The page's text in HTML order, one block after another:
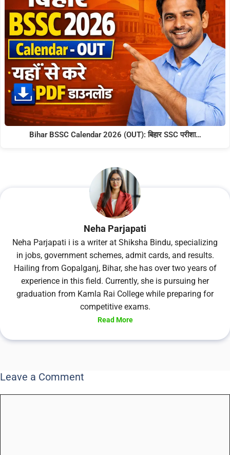
Bihar BSSC Calendar 2026 (OUT): बिहार SSC परीशा…
Neha Parjapati
Neha Parjapati i is a writer at Shiksha Bindu, specializing
in jobs, government schemes, admit cards, and results.
Hailing from Gopalganj, Bihar, she has over two years of
experience in this field. Currently, she is pursuing her
graduation from Kamla Rai College while preparing for
competitive exams.
Read More
Leave a Comment